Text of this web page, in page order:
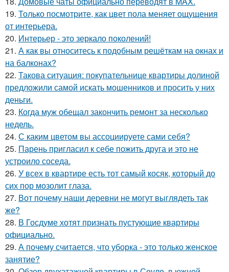
19. Только посмотрите, как цвет пола меняет ощущения
от интерьера.
20. Интерьер - это зеркало поколений!
21. А как вы относитесь к подобным решёткам на окнах и
на балконах?
22. Такова ситуация: покупательнице квартиры долиной
предложили самой искать мошенников и просить у них
деньги.
23. Когда муж обещал закончить ремонт за несколько
недель.
24. С каким цветом вы ассоциируете сами себя?
25. Парень пригласил к себе пожить друга и это не
устроило соседа.
26. У всех в квартире есть тот самый косяк, который до
сих пор мозолит глаза.
27. Вот почему наши деревни не могут выглядеть так
же?
28. В Госдуме хотят признать пустующие квартиры
официально.
29. А почему считается, что уборка - это только женское
занятие?